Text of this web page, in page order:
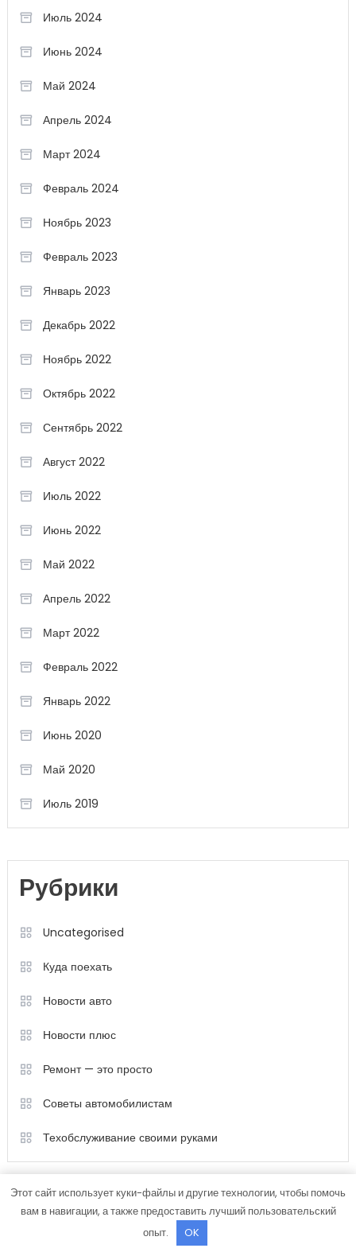
Июль 2024
Июнь 2024
Май 2024
Апрель 2024
Март 2024
Февраль 2024
Ноябрь 2023
Февраль 2023
Январь 2023
Декабрь 2022
Ноябрь 2022
Октябрь 2022
Сентябрь 2022
Август 2022
Июль 2022
Июнь 2022
Май 2022
Апрель 2022
Март 2022
Февраль 2022
Январь 2022
Июнь 2020
Май 2020
Июль 2019
Рубрики
Uncategorised
Куда поехать
Новости авто
Новости плюс
Ремонт — это просто
Советы автомобилистам
Техобслуживание своими руками
Тема: Color Magazine от
Этот сайт использует куки-файлы и другие технологии, чтобы помочь
вам в навигации, а также предоставить лучший пользовательский
опыт.
OK